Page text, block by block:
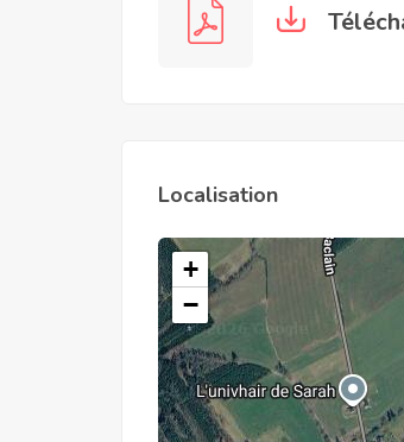
Localisation
+
−